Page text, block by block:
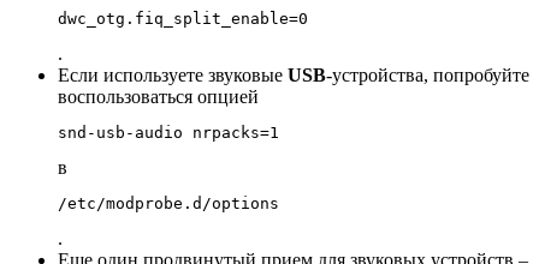
dwc_otg.fiq_split_enable=0
.
Если используете звуковые USB-устройства, попробуйте
воспользоваться опцией
snd-usb-audio nrpacks=1
в
.
Еще один продвинутый прием для звуковых устройств –